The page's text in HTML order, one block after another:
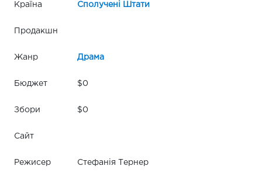
Країна Сполучені Штати
Продакшн
Жанр Драма
Бюджет $0
Збори $0
Сайт
Режисер Стефанія Тернер